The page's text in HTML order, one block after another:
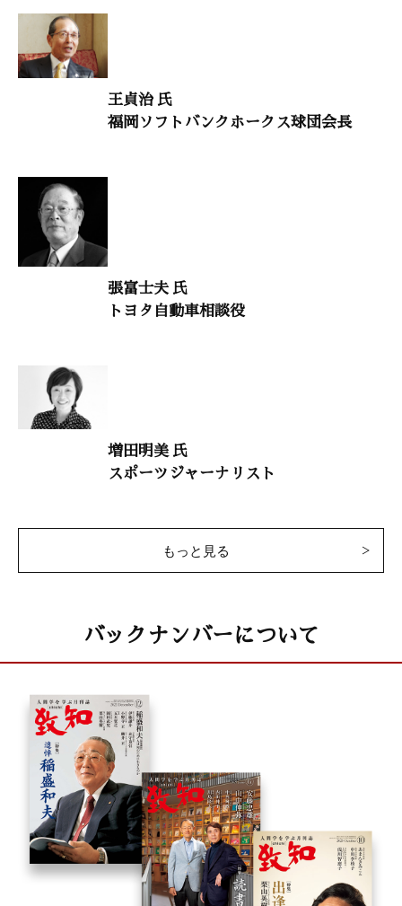
語り継ぎたい美しい日本人の物語10
占部賢志（福岡県立太宰府高等学校教諭）
大自然と体心80
齋藤真嗣（瀬田クリニック東京副院長）
干支九星学
童門冬二（作家）
致知随想
野村順男 「自らを味つけし会社を恐竜の親に育てる」
後藤雅司 「人生の段取り力」
松井壽一 「何事も善意に解釈せよ」
王貞治 氏
福岡ソフトバンクホークス球団会長
張富士夫 氏
トヨタ自動車相談役
増田明美 氏
スポーツジャーナリスト
もっと見る
バックナンバーについて